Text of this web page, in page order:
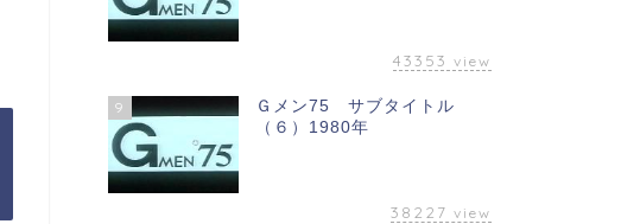
43353 view
9
Ｇメン75 サブタイトル
（６）1980年
38227 view